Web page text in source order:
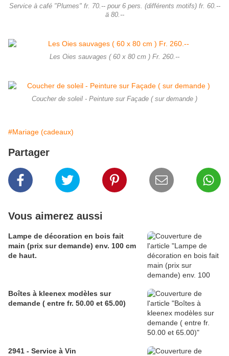
Service à café "Plumes" fr. 70.-- pour 6 pers. (différents motifs) fr. 60.--
ä 80.--
Les Oies sauvages ( 60 x 80 cm ) Fr. 260.--
Coucher de soleil - Peinture sur Façade ( sur demande )
#Mariage (cadeaux)
Partager
Vous aimerez aussi
Lampe de décoration en bois fait
main (prix sur demande) env. 100 cm
de haut.
Boîtes à kleenex modèles sur
demande ( entre fr. 50.00 et 65.00)
2941 - Service à Vin